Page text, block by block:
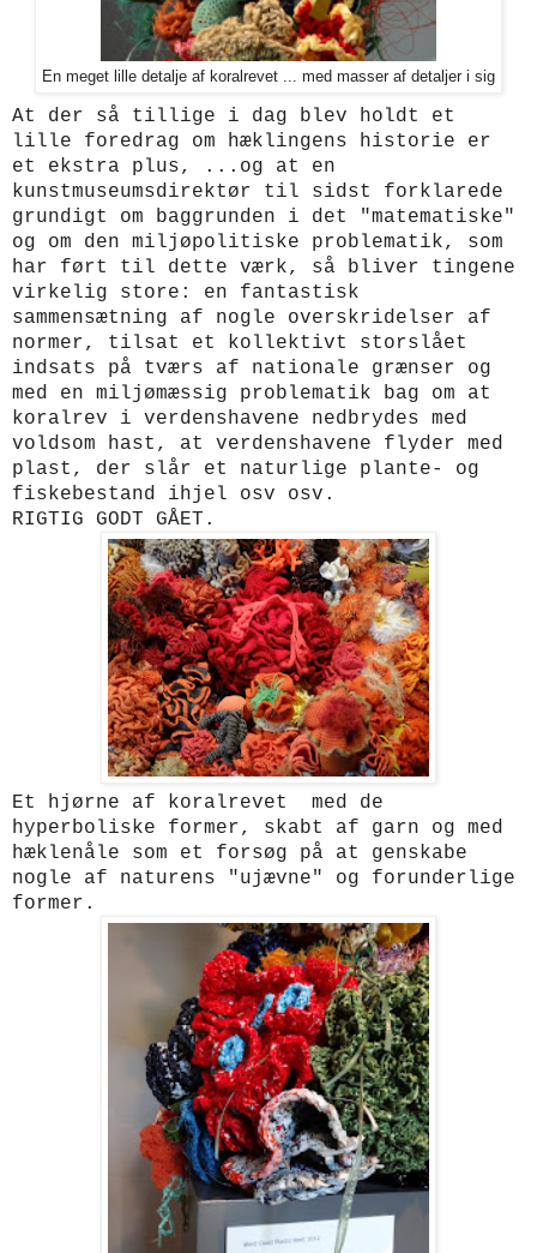
En meget lille detalje af koralrevet ... med masser af detaljer i sig
At der så tillige i dag blev holdt et
lille foredrag om hæklingens historie er
et ekstra plus, ...og at en
kunstmuseumsdirektør til sidst forklarede
grundigt om baggrunden i det "matematiske"
og om den miljøpolitiske problematik, som
har ført til dette værk, så bliver tingene
virkelig store: en fantastisk
sammensætning af nogle overskridelser af
normer, tilsat et kollektivt storslået
indsats på tværs af nationale grænser og
med en miljømæssig problematik bag om at
koralrev i verdenshavene nedbrydes med
voldsom hast, at verdenshavene flyder med
plast, der slår et naturlige plante- og
fiskebestand ihjel osv osv.
RIGTIG GODT GÅET.
Et hjørne af koralrevet med de
hyperboliske former, skabt af garn og med
hæklenåle som et forsøg på at genskabe
nogle af naturens "ujævne" og forunderlige
former.